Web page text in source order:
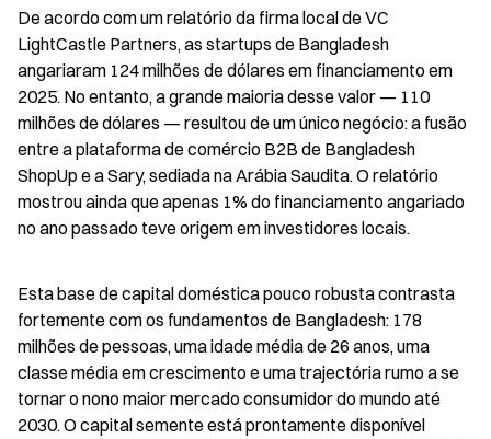
De acordo com um relatório da firma local de VC
LightCastle Partners, as startups de Bangladesh
angariaram 124 milhões de dólares em financiamento em
2025. No entanto, a grande maioria desse valor — 110
milhões de dólares — resultou de um único negócio: a fusão
entre a plataforma de comércio B2B de Bangladesh
ShopUp e a Sary, sediada na Arábia Saudita. O relatório
mostrou ainda que apenas 1% do financiamento angariado
no ano passado teve origem em investidores locais.
Esta base de capital doméstica pouco robusta contrasta
fortemente com os fundamentos de Bangladesh: 178
milhões de pessoas, uma idade média de 26 anos, uma
classe média em crescimento e uma trajectória rumo a se
tornar o nono maior mercado consumidor do mundo até
2030. O capital semente está prontamente disponível